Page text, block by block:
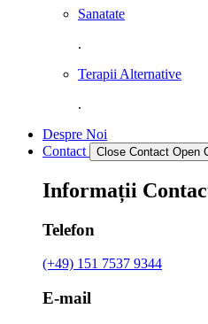
Sanatate
.
Terapii Alternative
.
Despre Noi
Contact
Close Contact Open
Informații
Telefon
(+49) 151 7537 9344
E-mail